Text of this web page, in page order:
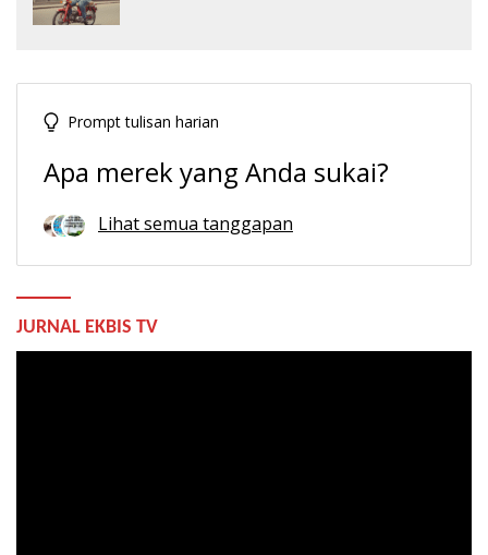
Prompt tulisan harian
Apa merek yang Anda sukai?
Lihat semua tanggapan
JURNAL EKBIS TV